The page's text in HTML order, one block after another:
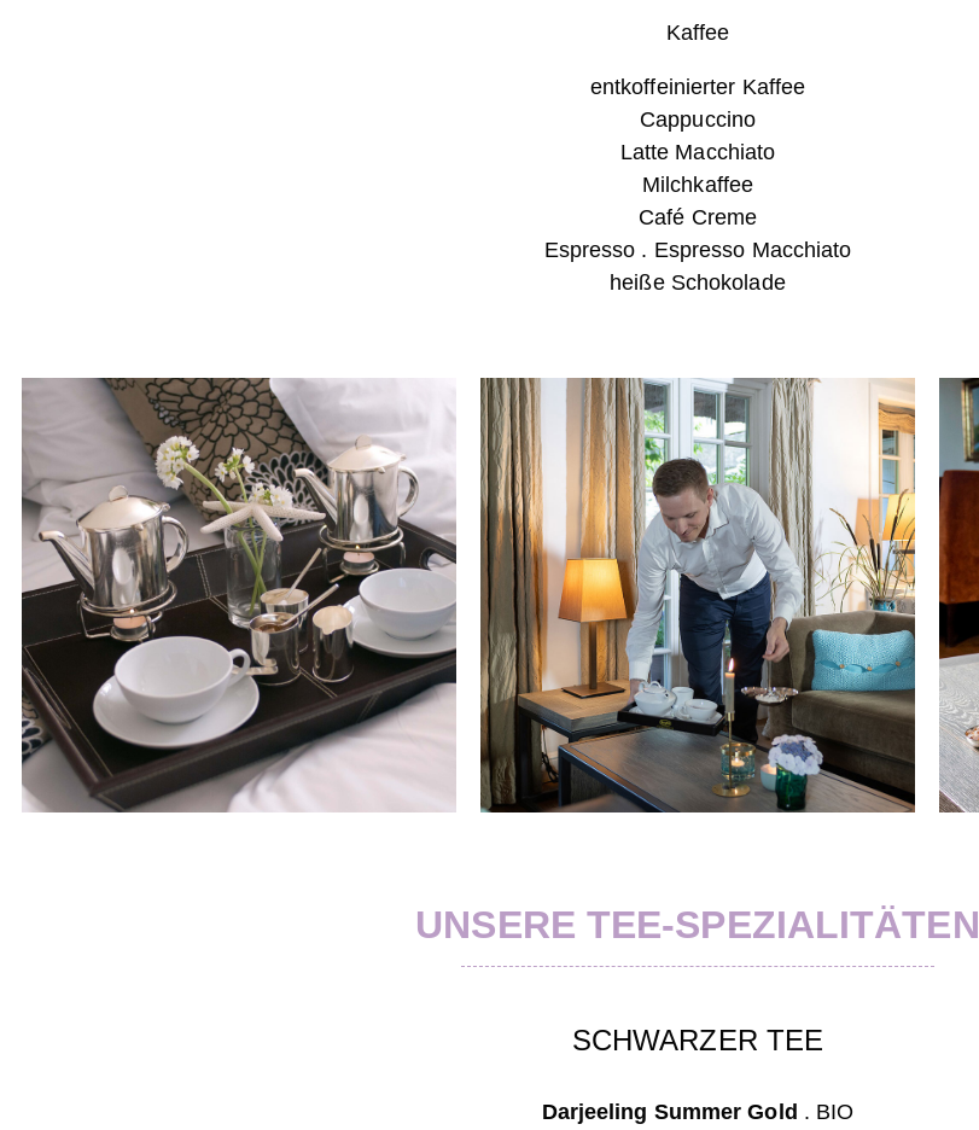
Kaffee
entkoffeinierter Kaffee
Cappuccino
Latte Macchiato
Milchkaffee
Café Creme
Espresso . Espresso Macchiato
heiße Schokolade
UNSERE TEE-SPEZIALITÄTEN
SCHWARZER TEE
Darjeeling Summer Gold . BIO